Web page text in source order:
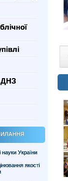
ДНЗ
науки України
якості